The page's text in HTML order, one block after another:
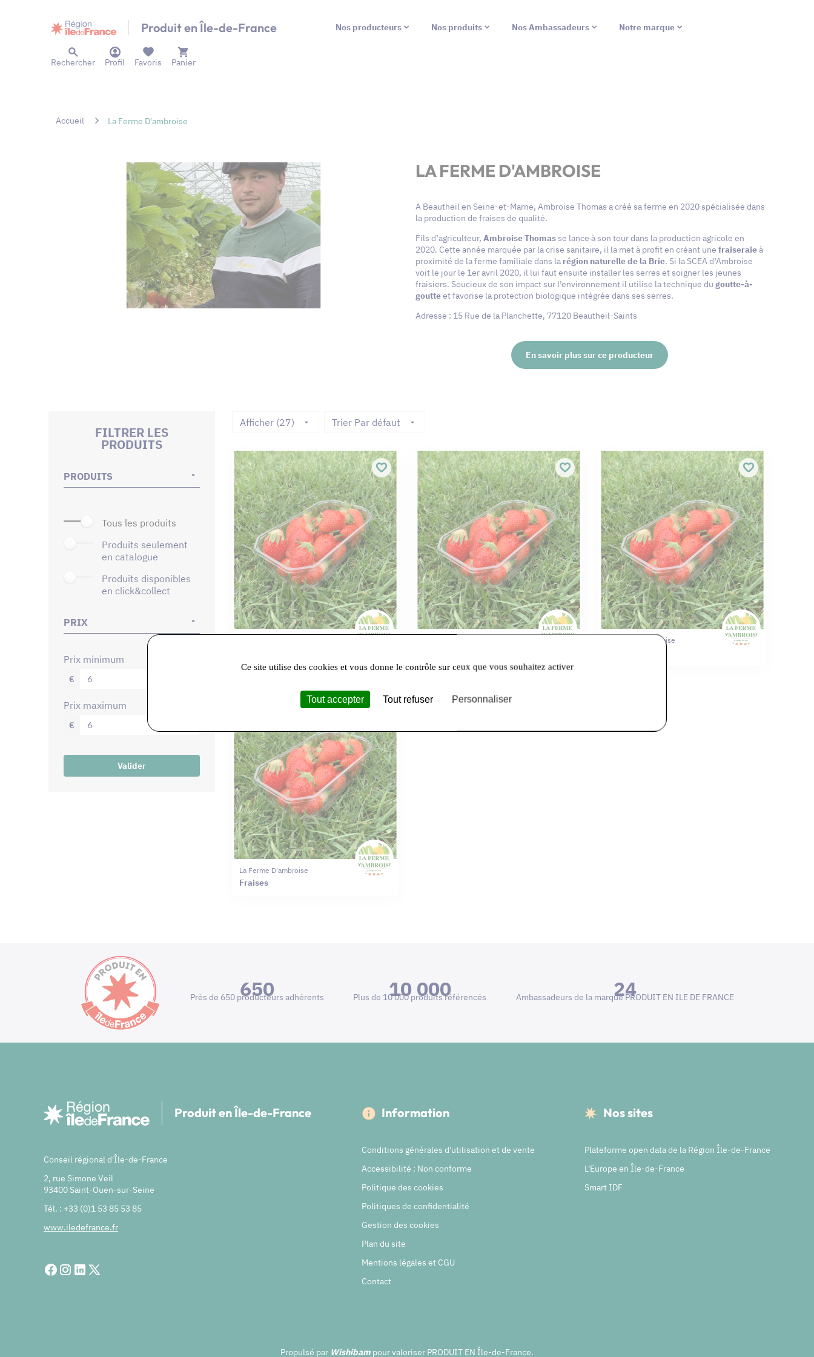
Produit en Île-de-France Nos producteurs Nos produits Nos Ambassadeurs Notre marque
Rechercher Profil Panier
Favoris
Accueil La Ferme D'ambroise
LA FERME D'AMBROISE
A Beautheil en Seine-et-Marne, Ambroise Thomas a créé sa ferme en 2020 spécialisée dans
la production de fraises de qualité.
Fils d’agriculteur, Ambroise Thomasse lance à son tour dans la production agricole en
2020. Cette année marquée par la crise sanitaire, il la met à profit en créant une fraiseraieà
proximité de la ferme familiale dans la région naturelle de la Brie. Si la SCEA d’Ambroise
voit le jour le 1er avril 2020, il lui faut ensuite installer les serres et soigner les jeunes
fraisiers. Soucieux de son impact sur l’environnement il utilise la technique du goutte-à-
goutteet favorise la protection biologique intégrée dans ses serres.
Adresse : 15 Rue de la Planchette, 77120 Beautheil-Saints
En savoir plus sur ce producteur
FILTRER LES
PRODUITS
PRODUITS
tous les produits
produits seulement
en catalogue
produits disponibles
en click&collect
PRIX
prix minimum
€
prix maximum
€
Valider
Afficher (27) Trier Par défaut
La Ferme D'ambroise
La Ferme D'ambroise
Fraises
650
Près de 650 producteurs adhérents 10 000
Plus de 10 000 produits référencés 24
Ambassadeurs de la marque PRODUIT EN ILE DE FRANCE
Produit en Île-de-France
Conseil régional d'Île-de-France
2, rue Simone Veil
93400 Saint-Ouen-sur-Seine
Tél. : +33 (0)1 53 85 53 85
www.iledefrance.fr
Information
Conditions générales d'utilisation et de vente
Accessibilité : Non conforme
Politique des cookies
Politiques de confidentialité
Gestion des cookies
Plan du site
Mentions légales et CGU
Contact
Nos sites
Plateforme open data de la Région Île-de-France
L'Europe en Île-de-France
Smart IDF
Propulsé par Wishibam pour valoriser PRODUIT EN Île-de-France.
Ce site utilise des cookies et vous donne le contrôle sur ceux que vous souhaitez activer
Tout accepter Tout refuser Personnaliser